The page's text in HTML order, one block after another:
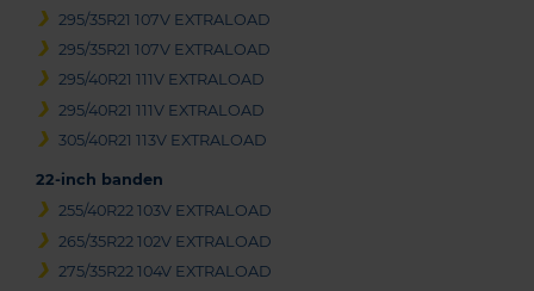
295/35R21 107V EXTRALOAD
295/35R21 107V EXTRALOAD
295/40R21 111V EXTRALOAD
295/40R21 111V EXTRALOAD
305/40R21 113V EXTRALOAD
22-inch banden
255/40R22 103V EXTRALOAD
265/35R22 102V EXTRALOAD
275/35R22 104V EXTRALOAD